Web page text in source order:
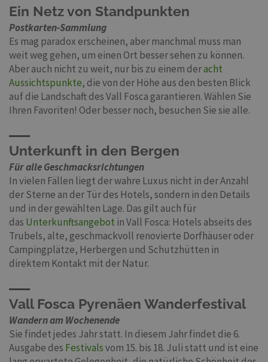
Ein Netz von Standpunkten
Postkarten-Sammlung
Es mag paradox erscheinen, aber manchmal muss man
weit weg gehen, um einen Ort besser sehen zu können.
Aber auch nicht zu weit, nur bis zu einem deracht
Aussichtspunkte, die von der Höhe aus den besten Blick
auf die Landschaft des Vall Fosca garantieren. Wählen Sie
Ihren Favoriten! Oder besser noch, besuchen Sie sie alle.
Unterkunft in den Bergen
Für alle Geschmacksrichtungen
In vielen Fällen liegt der wahre Luxus nicht in der Anzahl
der Sterne an der Tür des Hotels, sondern in den Details
und in der gewählten Lage. Das gilt auch für
das Unterkunftsangebot in Vall Fosca: Hotels abseits des
Trubels, alte, geschmackvoll renovierte Dorfhäuser oder
Campingplätze, Herbergen und Schutzhütten in
direktem Kontakt mit der Natur.
Vall Fosca Pyrenäen Wanderfestival
Wandern am Wochenende
Sie findet jedes Jahr statt. In diesem Jahr findet die 6.
Ausgabe des Festivalsvom 15. bis 18. Juli statt und ist eine